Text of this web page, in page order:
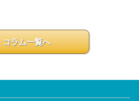
コラム一覧へ